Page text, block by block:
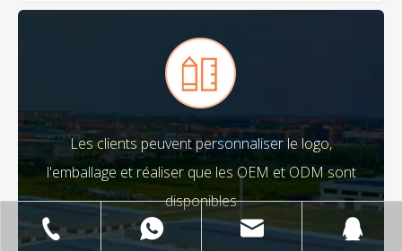
Les clients peuvent personnaliser le logo,
l'emballage et réaliser que les OEM et ODM sont
disponibles